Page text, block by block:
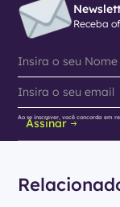
Receba
Assinar
Ao se inscrever, você concorda em